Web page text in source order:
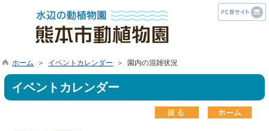
ホーム ＞ イベントカレンダー ＞ 園内の混雑状況
イベントカレンダー